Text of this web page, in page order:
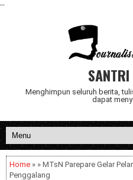
--
Menghimpun seluruh berita,
dapat
Home » » MTsN Parepare Gelar
Penggalang